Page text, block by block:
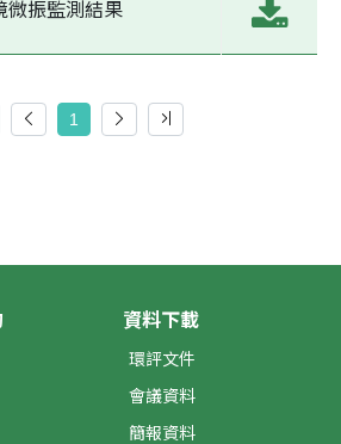
微振監測結果
1
資料下載
環評文件
會議資料
簡報資料